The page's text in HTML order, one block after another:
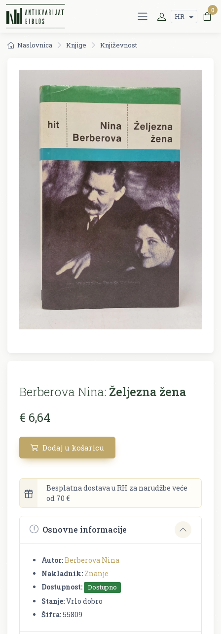
HR
0
Naslovnica Knjige Književnost
Berberova Nina: Željezna žena
€ 6,64
Dodaj u košaricu
Besplatna dostava u RH za narudžbe veće
od 70 €
Osnovne informacije
Autor:Berberova Nina
Nakladnik: Znanje
Dostupnost:
Dostupno
Stanje:Vrlo dobro
Šifra:55809